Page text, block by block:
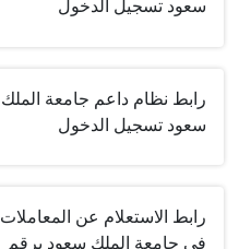
سعود تسجيل الدخول
رابط نظام داعم جامعة الملك
سعود تسجيل الدخول
رابط الاستعلام عن المعاملات
في جامعة الملك سعود برقم